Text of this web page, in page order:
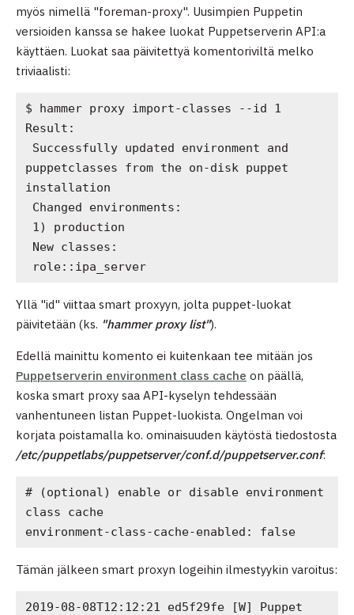
myös nimellä "foreman-proxy". Uusimpien Puppetin
versioiden kanssa se hakee luokat Puppetserverin API:a
käyttäen. Luokat saa päivitettyä komentoriviltä melko
triviaalisti:
$ hammer proxy import-classes --id 1
Result:
puppetclasses from the on-disk puppet
installation
Changed environments:
1) production
New classes:
role::ipa_server
Yllä "id" viittaa smart proxyyn, jolta puppet-luokat
päivitetään (ks. "hammer proxy list").
Edellä mainittu komento ei kuitenkaan tee mitään jos
Puppetserverin environment class cache on päällä,
koska smart proxy saa API-kyselyn tehdessään
vanhentuneen listan Puppet-luokista. Ongelman voi
korjata poistamalla ko. ominaisuuden käytöstä tiedostosta
/etc/puppetlabs/puppetserver/conf.d/puppetserver.conf:
# (optional) enable or disable environment
class cache
environment-class-cache-enabled: false
Tämän jälkeen smart proxyn logeihin ilmestyykin varoitus:
2019-08-08T12:12:21 ed5f29fe [W] Puppet